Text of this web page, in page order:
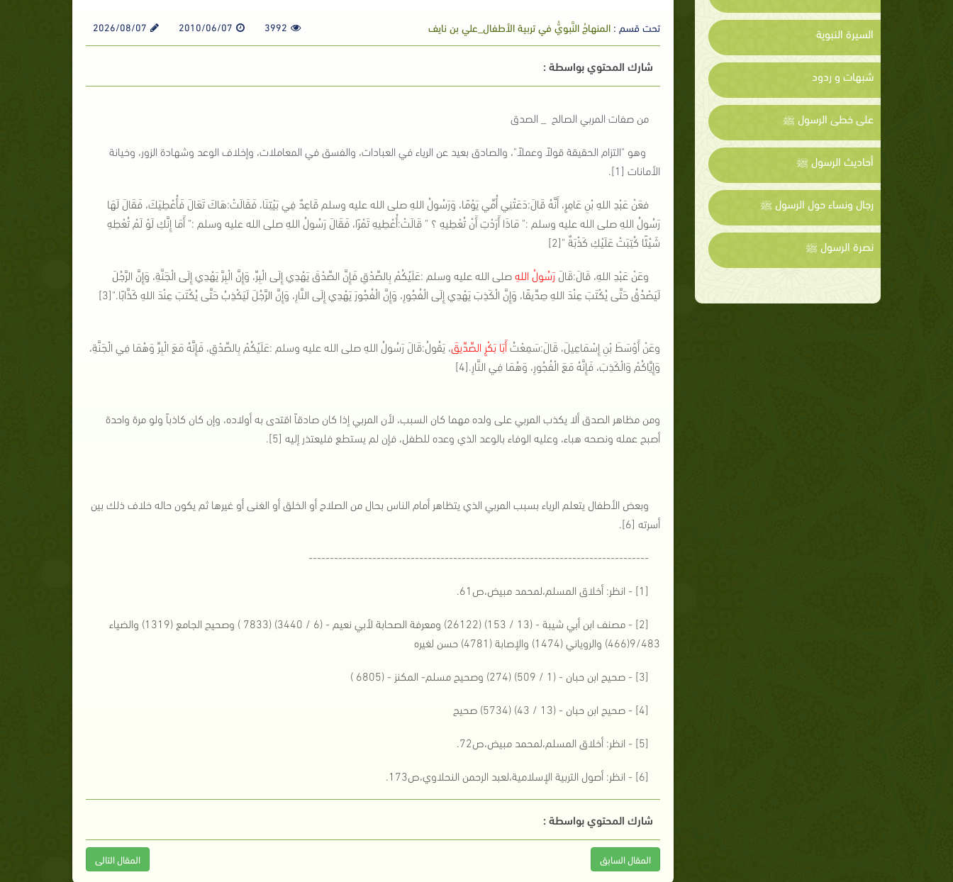
السيرة النبوية
شبهات و ردود
على خطى الرسول ﷺ
أحاديث الرسول ﷺ
رجال ونساء حول الرسول ﷺ
نصرة الرسول ﷺ
تحت قسم :المنهاجُ النَّبويُّ في تربية الأطفال_علي بن نايف 3992
2010/06/07
2026/08/07
شارك المحتوي بواسطة :
من صفات المربي الصالح _ الصدق
وهو "التزام الحقيقة قولاً وعملاً"، والصادق بعيد عن الرياء في العبادات، والفسق في المعاملات، وإخلاف الوعد وشهادة الزور، وخيانة
الأمانات [1].
فعَنْ عَبْدِ اللهِ بْنِ عَامِرٍ، أَنَّهُ قَالَ:دَعَتْنِي أُمِّي يَوْمًا، وَرَسُولُ اللهِ صلى الله عليه وسلم قَاعِدٌ فِي بَيْتِنَا، فَقَالَتْ:هَاكَ تَعَالَ فَأُعْطِيَكَ، فَقَالَ لَهَا
رَسُولُ اللهِ صلى الله عليه وسلم :" مَاذَا أَرَدْتِ أَنْ تُعْطِيهِ ؟ " قَالَتْ:أُعْطِيهِ تَمْرًا، فَقَالَ رَسُولُ اللهِ صلى الله عليه وسلم :" أَمَا إِنَّكِ لَوْ لَمْ تُعْطِهِ
شَيْئًا كُتِبَتْ عَلَيْكِ كَذْبَةٌ "[2]
وعَنْ عَبْدِ اللهِ، قَالَ:قَالَرَسُولُ اللهِصلى الله عليه وسلم :عَلَيْكُمْ بِالصِّدْقِ فَإِنَّ الصِّدْقَ يَهْدِي إِلَى الْبِرِّ، وَإِنَّ الْبِرَّ يَهْدِي إِلَى الْجَنَّةِ، وَإِنَّ الرَّجُلَ
لَيَصْدُقُ حَتَّى يُكْتَبَ عِنْدَ اللهِ صِدِّيقًا، وَإِنَّ الْكَذِبَ يَهْدِي إِلَى الْفُجُورِ، وَإِنَّ الْفُجُورَ يَهْدِي إِلَى النَّارِ، وَإِنَّ الرَّجُلَ لَيَكْذِبُ حَتَّى يُكْتَبَ عِنْدَ اللهِ كَذَّابًا."[3]
وعَنْ أَوْسَطَ بْنِ إِسْمَاعِيلَ، قَالَ:سَمِعْتُأَبَا بَكْرٍ الصِّدِّيقَ، يَقُولُ:قَالَ رَسُولُ اللهِ صلى الله عليه وسلم :عَلَيْكُمْ بِالصِّدْقِ، فَإِنَّهُ مَعَ الْبِرِّ وَهُمَا فِي الْجَنَّةِ،
وَإِيَّاكُمْ وَالْكَذِبَ، فَإِنَّهُ مَعَ الْفُجُورِ، وَهُمَا فِي النَّارِ.[4]
ومن مظاهر الصدق ألا يكذب المربي على ولده مهما كان السبب، لأن المربي إذا كان صادقاً اقتدى به أولاده، وإن كان كاذباً ولو مرة واحدة
أصبح عمله ونصحه هباء، وعليه الوفاء بالوعد الذي وعده للطفل، فإن لم يستطع فليعتذر إليه [5].
وبعض الأطفال يتعلم الرياء بسبب المربي الذي يتظاهر أمام الناس بحال من الصلاح أو الخلق أو الغنى أو غيرها ثم يكون حاله خلاف ذلك بين
أسرته [6].
--------------------------------------------------------------------------------
[1] - انظر: أخلاق المسلم،لمحمد مبيض،ص61.
[2] - مصنف ابن أبي شيبة - (13 / 153) (26122) ومعرفة الصحابة لأبي نعيم - (6 / 3440) (7833 ) وصحيح الجامع (1319) والضياء
9/483(466) والروياني (1474) والإصابة (4781) حسن لغيره
[3] - صحيح ابن حبان - (1 / 509) (274) وصحيح مسلم- المكنز - (6805 )
[4] - صحيح ابن حبان - (13 / 43) (5734) صحيح
[5] - انظر: أخلاق المسلم،لمحمد مبيض،ص72.
[6] - انظر: أصول التربية الإسلامية،لعبد الرحمن النحلاوي،ص173.
شارك المحتوي بواسطة :
المقال السابق المقال التالى